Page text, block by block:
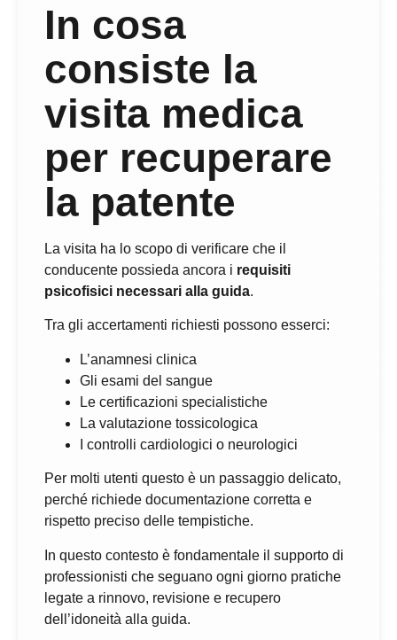
In cosa
consiste la
visita medica
per recuperare
la patente
La visita ha lo scopo di verificare che il
conducente possieda ancora i requisiti
psicofisici necessari alla guida.
Tra gli accertamenti richiesti possono esserci:
L’anamnesi clinica
Gli esami del sangue
Le certificazioni specialistiche
La valutazione tossicologica
I controlli cardiologici o neurologici
Per molti utenti questo è un passaggio delicato,
perché richiede documentazione corretta e
rispetto preciso delle tempistiche.
In questo contesto è fondamentale il supporto di
professionisti che seguano ogni giorno pratiche
legate a rinnovo, revisione e recupero
dell’idoneità alla guida.